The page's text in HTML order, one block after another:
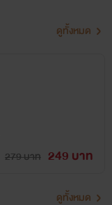
ดูทั้งหมด
279 บาท 249 บาท
ดูทั้งหมด